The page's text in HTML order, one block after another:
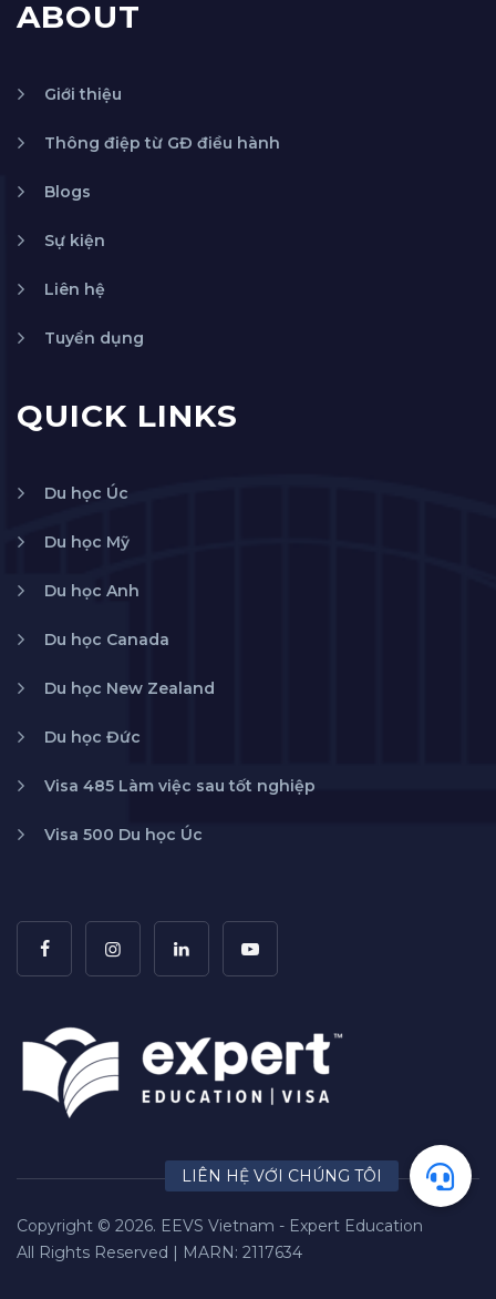
ABOUT
Giới thiệu
Thông điệp từ GĐ điều hành
Blogs
Sự kiện
Liên hệ
Tuyển dụng
QUICK LINKS
Du học Úc
Du học Mỹ
Du học Anh
Du học Canada
Du học New Zealand
Du học Đức
Visa 485 Làm việc sau tốt nghiệp
Visa 500 Du học Úc
Copyright © 2026. EEVS Vietnam - Expert Education
All Rights Reserved | MARN: 2117634